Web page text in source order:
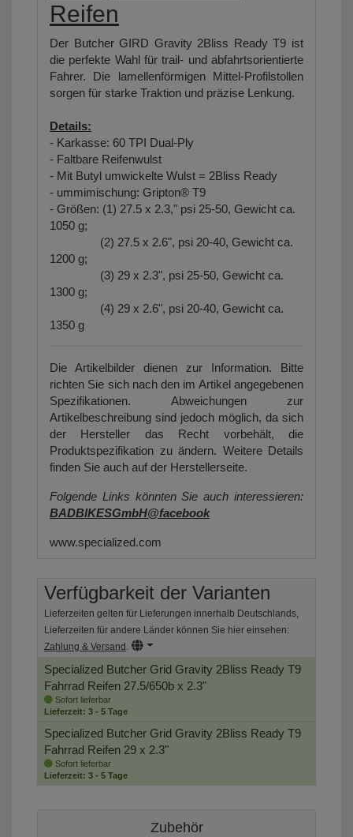
Reifen
Der Butcher GIRD Gravity 2Bliss Ready T9 ist
die perfekte Wahl für trail- und abfahrtsorientierte
Fahrer. Die lamellenförmigen Mittel-Profilstollen
sorgen für starke Traktion und präzise Lenkung.
Details:
- Karkasse: 60 TPI Dual-Ply
- Faltbare Reifenwulst
- Mit Butyl umwickelte Wulst = 2Bliss Ready
- ummimischung: Gripton® T9
- Größen: (1) 27.5 x 2.3," psi 25-50, Gewicht ca.
1050 g;
(2) 27.5 x 2.6", psi 20-40, Gewicht ca.
1200 g;
(3) 29 x 2.3", psi 25-50, Gewicht ca.
1300 g;
(4) 29 x 2.6", psi 20-40, Gewicht ca.
1350 g
Die Artikelbilder dienen zur Information. Bitte
richten Sie sich nach den im Artikel angegebenen
Spezifikationen. Abweichungen zur
Artikelbeschreibung sind jedoch möglich, da sich
der Hersteller das Recht vorbehält, die
Produktspezifikation zu ändern. Weitere Details
finden Sie auch auf der Herstellerseite.
Folgende Links könnten Sie auch interessieren:
BADBIKESGmbH@facebook
www.specialized.com
Verfügbarkeit der Varianten
Lieferzeiten gelten für Lieferungen innerhalb Deutschlands,
Lieferzeiten für andere Länder können Sie hier einsehen:
Zahlung & Versand .
Specialized Butcher Grid Gravity 2Bliss Ready T9
Fahrrad Reifen 27.5/650b x 2.3"
Sofort lieferbar
Lieferzeit: 3 - 5 Tage
Specialized Butcher Grid Gravity 2Bliss Ready T9
Fahrrad Reifen 29 x 2.3"
Sofort lieferbar
Lieferzeit: 3 - 5 Tage
Zubehör